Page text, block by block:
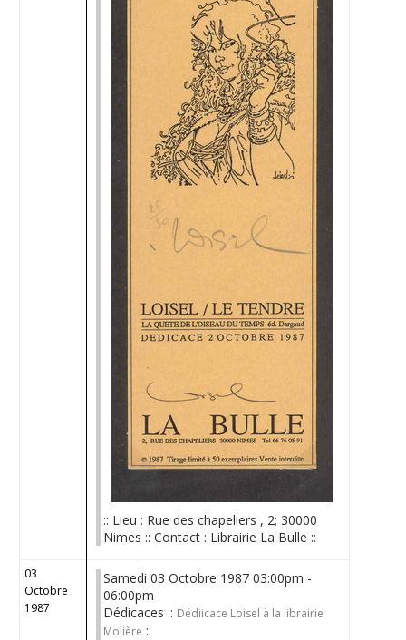
:: Lieu : Rue des chapeliers , 2; 30000
Nimes :: Contact : Librairie La Bulle ::
03
Octobre
1987
Samedi 03 Octobre 1987 03:00pm -
06:00pm
Dédicaces :: Dédiicace Loisel à la librairie
Molière ::